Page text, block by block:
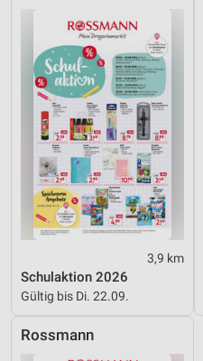
3,9 km
Schulaktion 2026
Gültig bis Di. 22.09.
Rossmann